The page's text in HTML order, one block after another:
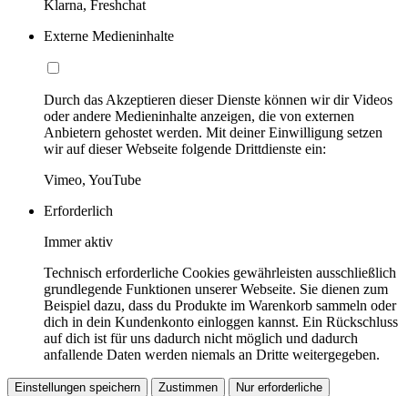
Klarna, Freshchat
Externe Medieninhalte
Durch das Akzeptieren dieser Dienste können wir dir Videos
oder andere Medieninhalte anzeigen, die von externen
Anbietern gehostet werden. Mit deiner Einwilligung setzen
wir auf dieser Webseite folgende Drittdienste ein:
Vimeo, YouTube
Erforderlich
Immer aktiv
Technisch erforderliche Cookies gewährleisten ausschließlich
grundlegende Funktionen unserer Webseite. Sie dienen zum
Beispiel dazu, dass du Produkte im Warenkorb sammeln oder
dich in dein Kundenkonto einloggen kannst. Ein Rückschluss
auf dich ist für uns dadurch nicht möglich und dadurch
anfallende Daten werden niemals an Dritte weitergegeben.
Einstellungen speichern Zustimmen Nur erforderliche